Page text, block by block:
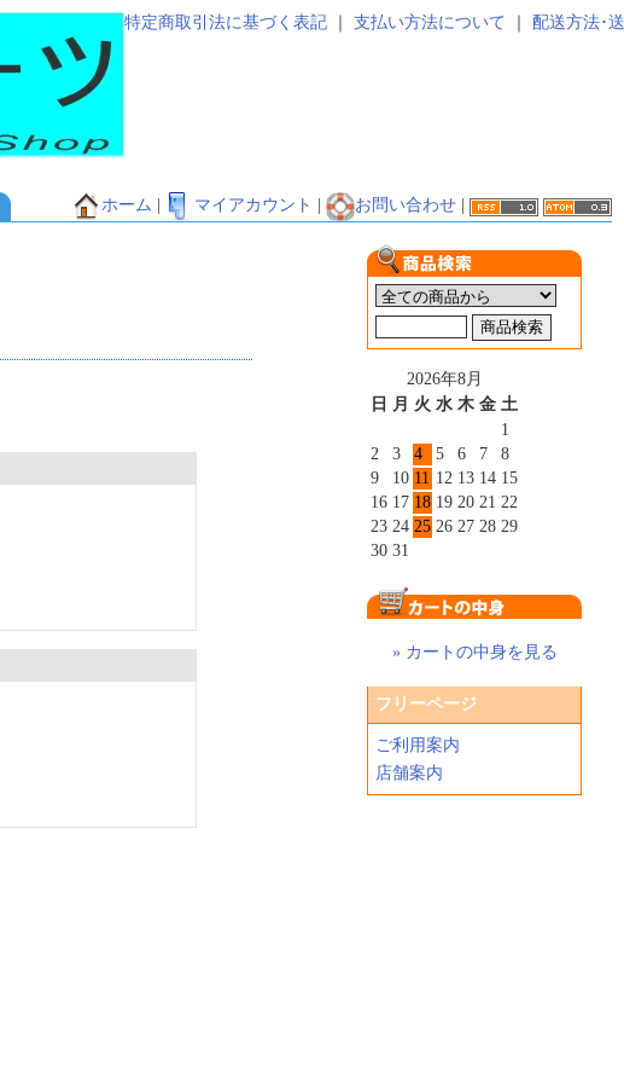
特定商取引法に基づく表記 支払い方法について 配送方法･
ホーム マイアカウント お問い合わせ
2026年8月
日 月 火 水 木 金 土
1
2
3 4 5 6 7
8
9
10 11 12 13 14 15
16 17 18 19 20 21 22
23 24 25 26 27 28 29
30 31
» カートの中身を見る
フリーページ
ご利用案内
店舗案内